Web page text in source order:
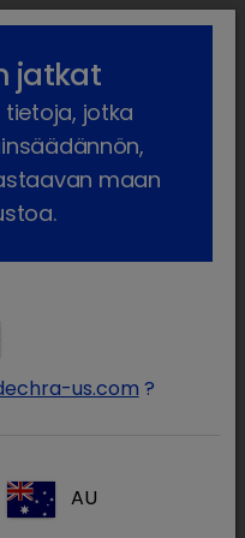
lock_outline search menu
Tuotteet Organic, Dog
jatkat
jotka
maan
us.com ?
AU